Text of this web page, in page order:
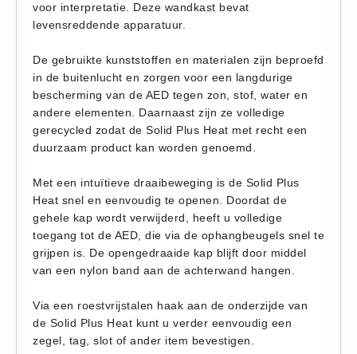
Kleding - Hesjes (0)
Blusdekens (1)
Brandblussers (0)
Blusserkasten (3)
CO2 blussers (2)
Poederblussers (5)
Schuimblussers (6)
Brandmelders
CO melders (2)
Rookmelders (8)
Brandmelders - Algemeen (1)
Brandvertragend
Brandvertragend (9)
Brandwondmaterialen
voor interpretatie. Deze wandkast bevat
levensreddende apparatuur.
De gebruikte kunststoffen en materialen zijn beproefd
in de buitenlucht en zorgen voor een langdurige
bescherming van de AED tegen zon, stof, water en
andere elementen. Daarnaast zijn ze volledige
gerecycled zodat de Solid Plus Heat met recht een
duurzaam product kan worden genoemd.
Met een intuïtieve draaibeweging is de Solid Plus
Heat snel en eenvoudig te openen. Doordat de
gehele kap wordt verwijderd, heeft u volledige
toegang tot de AED, die via de ophangbeugels snel te
grijpen is. De opengedraaide kap blijft door middel
van een nylon band aan de achterwand hangen.
Via een roestvrijstalen haak aan de onderzijde van
de Solid Plus Heat kunt u verder eenvoudig een
zegel, tag, slot of ander item bevestigen.